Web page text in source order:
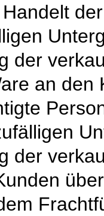
der
an den
der